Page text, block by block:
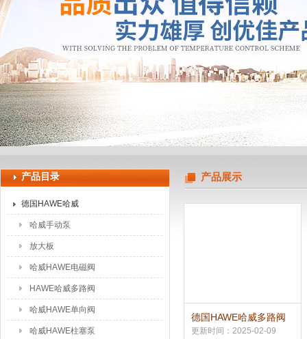
上海申思特自动化设备有限公司
产品目录
德国HAWE哈威
哈威手动泵
放大板
哈威HAWE电磁阀
HAWE哈威多路阀
哈威HAWE单向阀
哈威HAWE柱塞泵
产品展示
德国HAWE哈威多路阀
一级代理
更新时间：2025-02-09